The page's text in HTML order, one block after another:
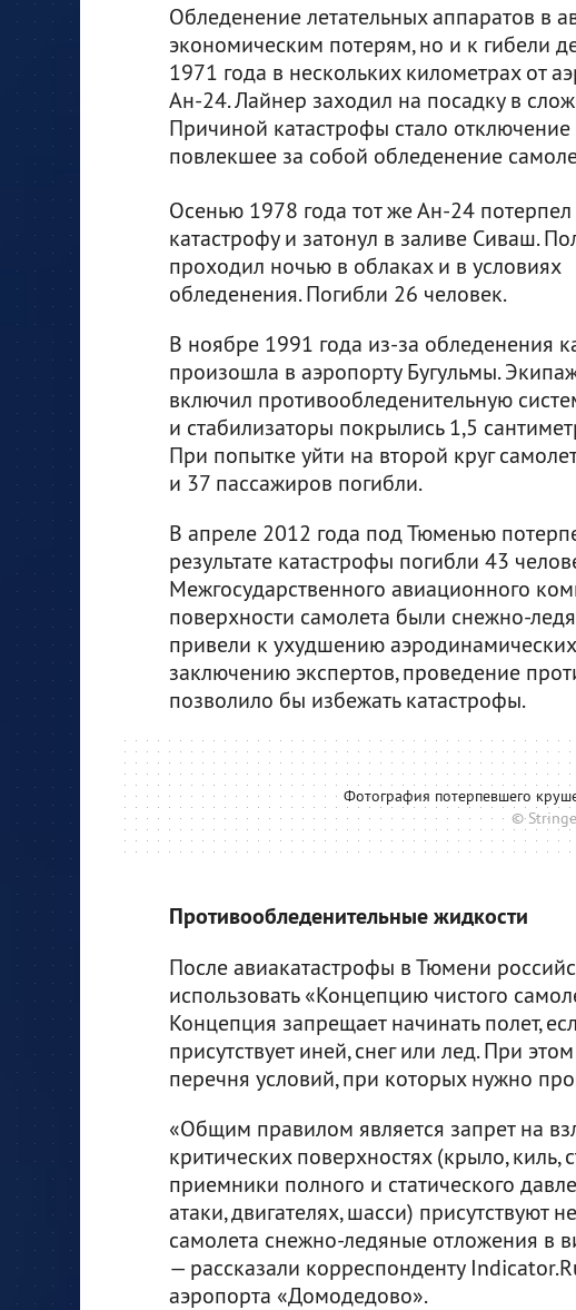
Обледенение летательных аппаратов в
экономическим потерям, но и к гибели
1971 года в нескольких километрах от
Ан-24. Лайнер заходил на посадку в
Причиной катастрофы стало
повлекшее за собой обледенение
Осенью 1978 года тот же Ан-24 потерпел
катастрофу и затонул в заливе Сиваш.
проходил ночью в облаках и в условиях
обледенения. Погибли 26 человек.
В ноябре 1991 года из-за обледенения
произошла в аэропорту Бугульмы.
включил противообледенительную
и стабилизаторы покрылись 1,5
При попытке уйти на второй круг
и 37 пассажиров погибли.
В апреле 2012 года под Тюменью
результате катастрофы погибли 43
Межгосударственного авиационного
поверхности самолета были снежно-
привели к ухудшению аэродинамических
заключению экспертов, проведение
позволило бы избежать катастрофы.
Фотография потерпевшего
©
Противообледенительные жидкости
После авиакатастрофы в Тюмени
использовать «Концепцию чистого
Концепция запрещает начинать полет,
присутствует иней, снег или лед. При
перечня условий, при которых нужно
«Общим правилом является запрет на
критических поверхностях (крыло, киль,
приемники полного и статического
атаки, двигателях, шасси) присутствуют
самолета снежно-ледяные отложения в
— рассказали корреспонденту
аэропорта «Домодедово».